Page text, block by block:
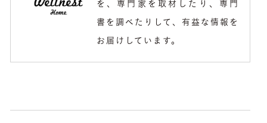
を、専門家を取材したり、専門
書を調べたりして、有益な情報を
お届けしています。